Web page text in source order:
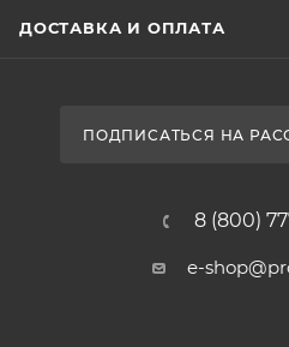
ДОСТАВКА И ОПЛАТА
ПОДПИСАТЬСЯ НА
8 (800)
e-